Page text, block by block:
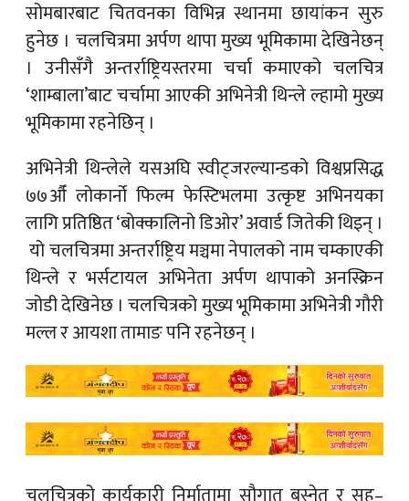
सोमबारबाट चितवनका विभिन्न स्थानमा छायांकन सुरु
हुनेछ । चलचित्रमा अर्पण थापा मुख्य भूमिकामा देखिनेछन्
। उनीसँगै अन्तर्राष्ट्रियस्तरमा चर्चा कमाएको चलचित्र
‘शाम्बाला’बाट चर्चामा आएकी अभिनेत्री थिन्ले ल्हामो मुख्य
भूमिकामा रहनेछिन् ।
अभिनेत्री थिन्लेले यसअघि स्वीट्जरल्यान्डको विश्वप्रसिद्ध
७७औँ लोकार्नो फिल्म फेस्टिभलमा उत्कृष्ट अभिनयका
लागि प्रतिष्ठित ‘बोक्कालिनो डिओर’ अवार्ड जितेकी थिइन् ।
यो चलचित्रमा अन्तर्राष्ट्रिय मञ्चमा नेपालको नाम चम्काएकी
थिन्ले र भर्सटायल अभिनेता अर्पण थापाको अनस्क्रिन
जोडी देखिनेछ । चलचित्रको मुख्य भूमिकामा अभिनेत्री गौरी
मल्ल र आयशा तामाङ पनि रहनेछन् ।